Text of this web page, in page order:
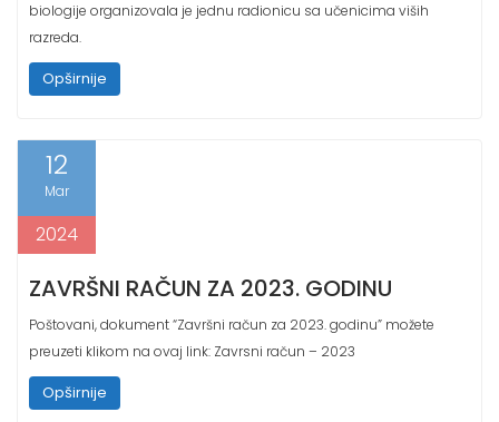
razreda.
12
Mar
ZAVRŠNI RAČUN ZA 2023. GODINU
Poštovani, dokument “Završni račun za 2023. godinu” možete
preuzeti klikom na ovaj link: Zavrsni račun – 2023